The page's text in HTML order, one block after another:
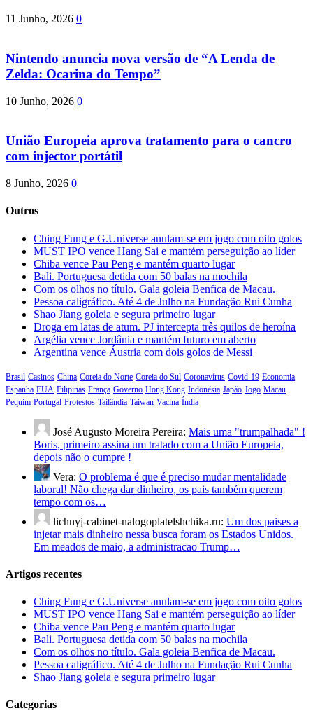
11 Junho, 2026 0
Nintendo anuncia nova versão de “A Lenda de
Zelda: Ocarina do Tempo”
10 Junho, 2026 0
União Europeia aprova tratamento para o cancro
com injector portátil
8 Junho, 2026 0
Outros
Ching Fung e G.Universe anulam-se em jogo com oito golos
MUST IPO vence Hang Sai e mantém perseguição ao líder
Chiba vence Pau Peng e mantém quarto lugar
Bali. Portuguesa detida com 50 balas na mochila
Com os olhos no título. Gala goleia Benfica de Macau.
Pessoa caligráfico. Até 4 de Julho na Fundação Rui Cunha
Shao Jiang goleia e segura primeiro lugar
Droga em latas de atum. PJ intercepta três quilos de heroína
Argélia vence Jordânia e mantém futuro em aberto
Argentina vence Áustria com dois golos de Messi
Brasil Casinos China Coreia do Norte Coreia do Sul Coronavírus Covid-19 Economia
Espanha EUA Filipinas França Governo Hong Kong Indonésia Japão Jogo Macau
Pequim Portugal Protestos Tailândia Taiwan Vacina Índia
José Augusto Moreira Pereira: Mais uma "trumpalhada" !
Boris, primeiro assina um tratado com a União Europeia,
depois não o cumpre !
Vera: O problema é que é preciso mudar mentalidade
laboral! Não chega dar dinheiro, os pais também querem
tempo com os…
lichnyj-cabinet-nalogoplatelshchika.ru: Um dos paises a
injetar mais dinheiro nessa busca foram os Estados Unidos.
Em meados de maio, a administracao Trump…
Artigos recentes
Ching Fung e G.Universe anulam-se em jogo com oito golos
MUST IPO vence Hang Sai e mantém perseguição ao líder
Chiba vence Pau Peng e mantém quarto lugar
Bali. Portuguesa detida com 50 balas na mochila
Com os olhos no título. Gala goleia Benfica de Macau.
Pessoa caligráfico. Até 4 de Julho na Fundação Rui Cunha
Shao Jiang goleia e segura primeiro lugar
Categorias